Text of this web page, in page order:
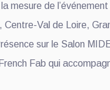
mesure de
Val de Loire,
sur le Salon
Fab qui